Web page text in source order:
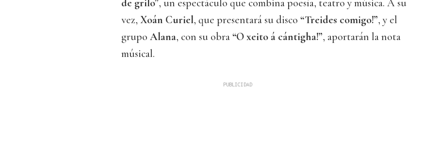
de grilo”, un espectáculo que combina poesía, teatro y música. A su
vez, Xoán Curiel, que presentará su disco “Treides comigo!”, y el
grupo Alana, con su obra“O xeito á cántigha!”, aportarán la nota
músical.